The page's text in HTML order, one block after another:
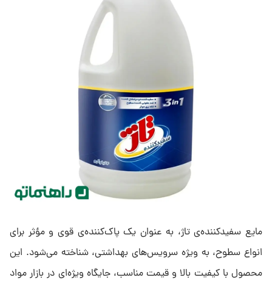
مایع سفیدکننده‌ی تاژ، به عنوان یک پاک‌کننده‌ی قوی و مؤثر برای
انواع سطوح، به ویژه سرویس‌های بهداشتی، شناخته می‌شود. این
محصول با کیفیت بالا و قیمت مناسب، جایگاه ویژه‌ای در بازار مواد